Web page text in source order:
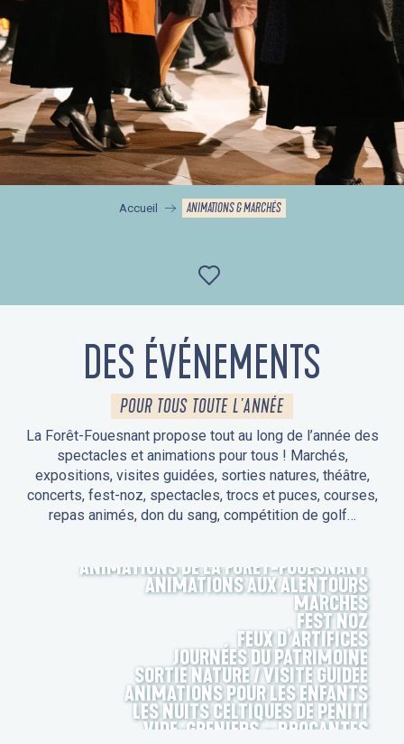
Accueil ANIMATIONS & MARCHÉS
Ajouter aux
DES ÉVÉNEMENTS
POUR TOUS TOUTE L'ANNÉE
La Forêt-Fouesnant propose tout au long de l’année des
spectacles et animations pour tous ! Marchés,
expositions, visites guidées, sorties natures, théâtre,
concerts, fest-noz, spectacles, trocs et puces, courses,
repas animés, don du sang, compétition de golf…
ANIMATIONS DE LA FORÊT-FOUESNANT
ANIMATIONS AUX ALENTOURS
MARCHÉS
FEST NOZ
FEUX D’ARTIFICES
JOURNÉES DU PATRIMOINE
SORTIE NATURE / VISITE GUIDÉE
ANIMATIONS POUR LES ENFANTS
LES NUITS CELTIQUES DE PENITI
VIDE-GRENIERS – BROCANTES